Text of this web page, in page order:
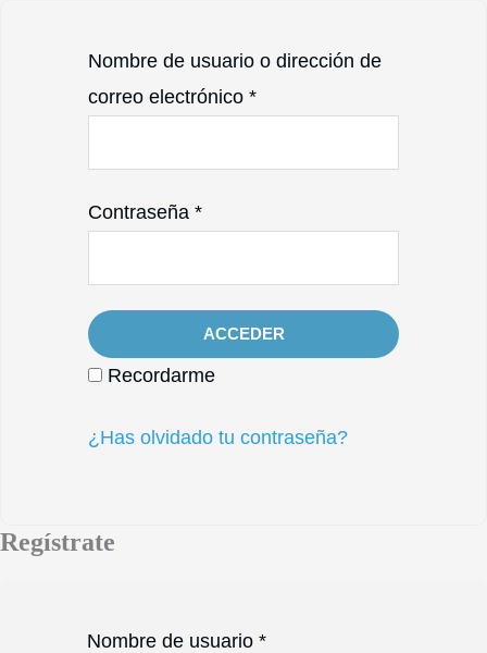
Nombre de usuario o dirección de
correo electrónico *
Contraseña *
Recordarme
¿Has olvidado tu contraseña?
Regístrate
Nombre de usuario *